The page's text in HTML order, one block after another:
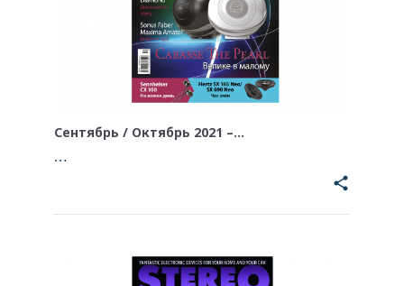
Сентябрь / Октябрь 2021 –…
…
share